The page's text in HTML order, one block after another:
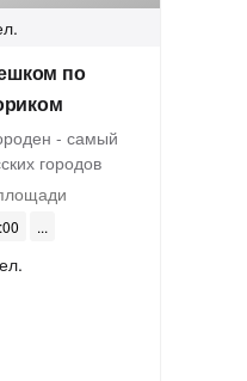
по
- самый
городов